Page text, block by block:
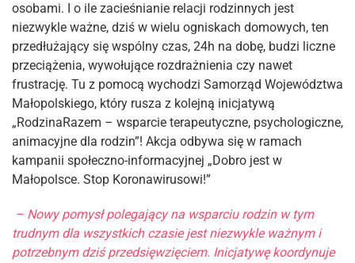
osobami. I o ile zacieśnianie relacji rodzinnych jest
niezwykle ważne, dziś w wielu ogniskach domowych, ten
przedłużający się wspólny czas, 24h na dobę, budzi liczne
przeciążenia, wywołujące rozdrażnienia czy nawet
frustrację. Tu z pomocą wychodzi Samorząd Województwa
Małopolskiego, który rusza z kolejną inicjatywą
„RodzinaRazem – wsparcie terapeutyczne, psychologiczne,
animacyjne dla rodzin”! Akcja odbywa się w ramach
kampanii społeczno-informacyjnej „Dobro jest w
Małopolsce. Stop Koronawirusowi!”
– Nowy pomysł polegający na wsparciu rodzin w tym
trudnym dla wszystkich czasie jest niezwykle ważnym i
potrzebnym dziś przedsięwzięciem. Inicjatywę koordynuje